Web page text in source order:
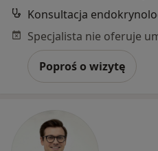
Poproś o wizytę